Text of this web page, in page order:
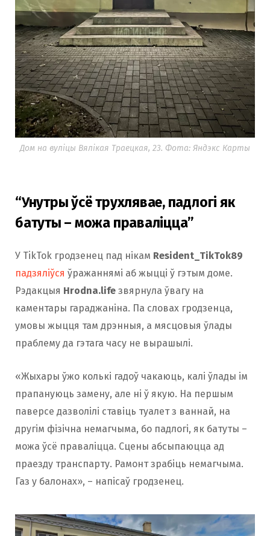
Дом на вуліцы Вялікая Траецкая, 23. Фота: Яндэкс Карты
“Унутры ўсё трухлявае, падлогі як
батуты – можа праваліцца”
У TikTok гродзенец пад нікам Resident_TikTok89
падзяліўся ўражаннямі аб жыцці ў гэтым доме.
Рэдакцыя Hrodna.life звярнула ўвагу на
каментары гараджаніна. Па словах гродзенца,
умовы жыцця там дрэнныя, а мясцовыя ўлады
праблему да гэтага часу не вырашылі.
«Жыхары ўжо колькі гадоў чакаюць, калі ўлады ім
прапануюць замену, але ні ў якую. На першым
паверсе дазволілі ставіць туалет з ваннай, на
другім фізічна немагчыма, бо падлогі, як батуты –
можа ўсё праваліцца. Сцены абсыпаюцца ад
праезду транспарту. Рамонт зрабіць немагчыма.
Газ у балонах», – напісаў гродзенец.